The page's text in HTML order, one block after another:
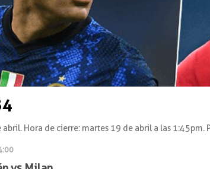
abril. Hora de cierre: martes 19 de abril a las